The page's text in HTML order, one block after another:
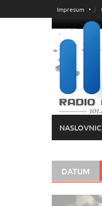
do
Impresum
DATUM